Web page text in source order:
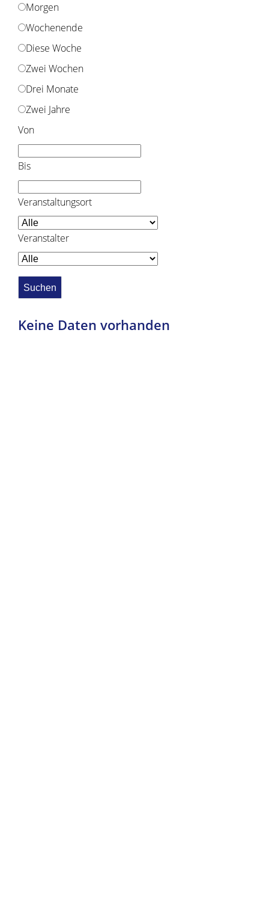
Morgen
Wochenende
Diese Woche
Zwei Wochen
Drei Monate
Zwei Jahre
Von
Bis
Veranstaltungsort
Veranstalter
Keine Daten vorhanden